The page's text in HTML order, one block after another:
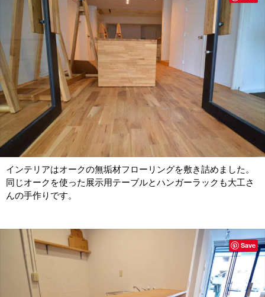
インテリアはオークの無垢材フローリングを敷き詰めました。
同じオークを使った展示用テーブルとハンガーラックも大工さ
んの手作りです。
Save